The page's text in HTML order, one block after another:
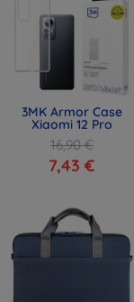
3MK Armor Case
Xiaomi 12 Pro
16,90 €
7,43 €